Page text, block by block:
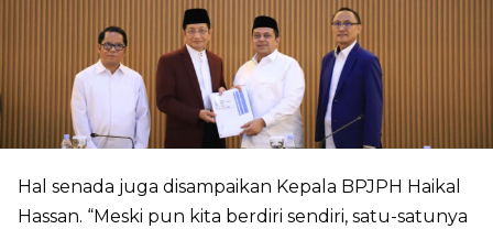
Hal senada juga disampaikan Kepala BPJPH Haikal
Hassan. “Meski pun kita berdiri sendiri, satu-satunya